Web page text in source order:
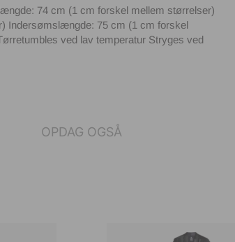
74 cm (1 cm forskel mellem størrelser)
Indersømslængde: 75 cm (1 cm forskel
ved lav temperatur Stryges ved
OPDAG OGSÅ